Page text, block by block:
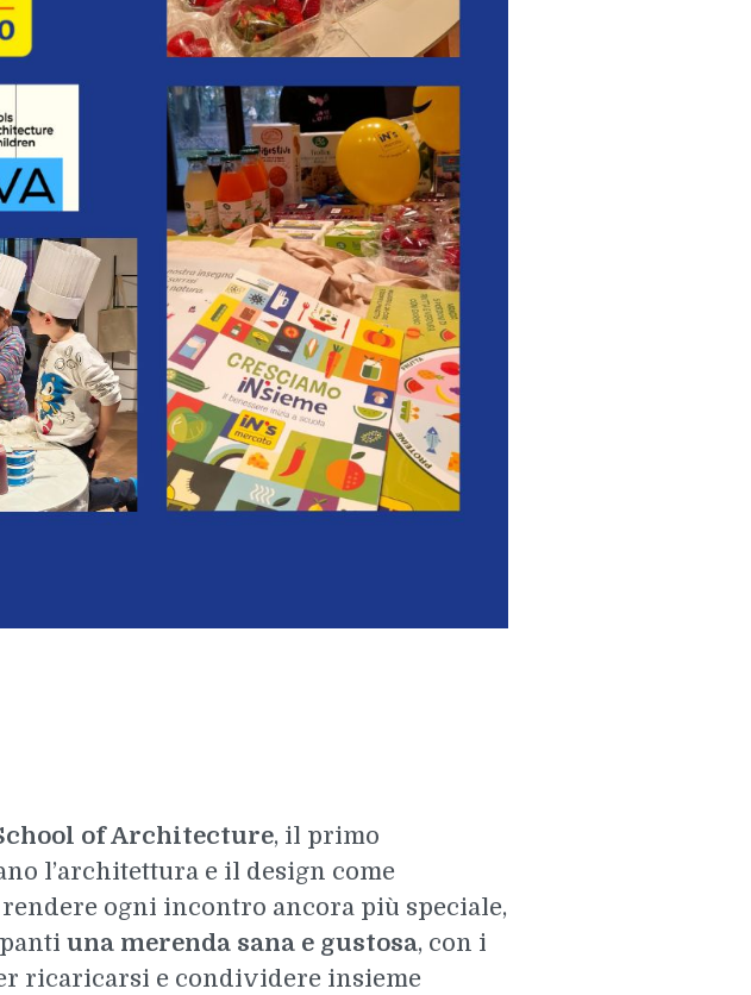
of Architecture, il primo
l’architettura e il design come
ogni incontro ancora più speciale,
una merenda sana e gustosa, con i
ricaricarsi e condividere insieme